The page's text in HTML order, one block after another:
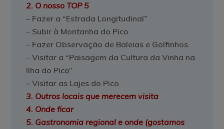
2. O nosso TOP 5
– Fazer a “Estrada Longitudinal”
– Subir à Montanha do Pico
– Fazer Observação de Baleias e Golfinhos
– Visitar a “Paisagem da Cultura da Vinha na
Ilha do Pico”
– Visitar as Lajes do Pico
3. Outros locais que merecem visita
4. Onde ficar
5. Gastronomia regional e onde (gostamos